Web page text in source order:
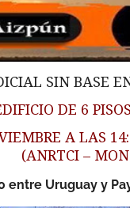
SIN BASE
DE 6
A LAS
(ANRTCI –
entre Uruguay y